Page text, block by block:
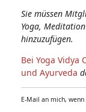
Sie müssen
Yoga,
hinzuzufügen.
Bei Yoga Vidya
und Ayurveda
E-Mail an mich,